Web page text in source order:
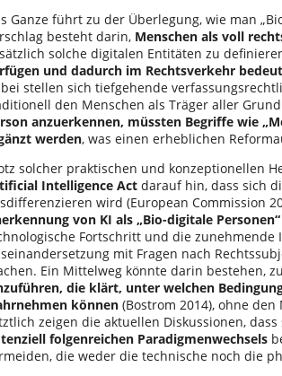
Ganze führt zu der Überlegung, wie man
besteht darin, Menschen als voll
solche digitalen Entitäten zu
und dadurch im Rechtsverkehr
stellen sich tiefgehende
den Menschen als Träger aller
anzuerkennen, müssten Begriffe wie
werden, was einen erheblichen
solcher praktischen und konzeptionellen
Intelligence Act darauf hin, dass sich
wird (European Commission
von KI als „Bio-digitale Personen“
Fortschritt und die
mit Fragen nach
Ein Mittelweg könnte darin bestehen,
die klärt, unter welchen
können (Bostrom 2014), ohne
zeigen die aktuellen Diskussionen,
folgenreichen Paradigmenwechsels
die weder die technische noch die